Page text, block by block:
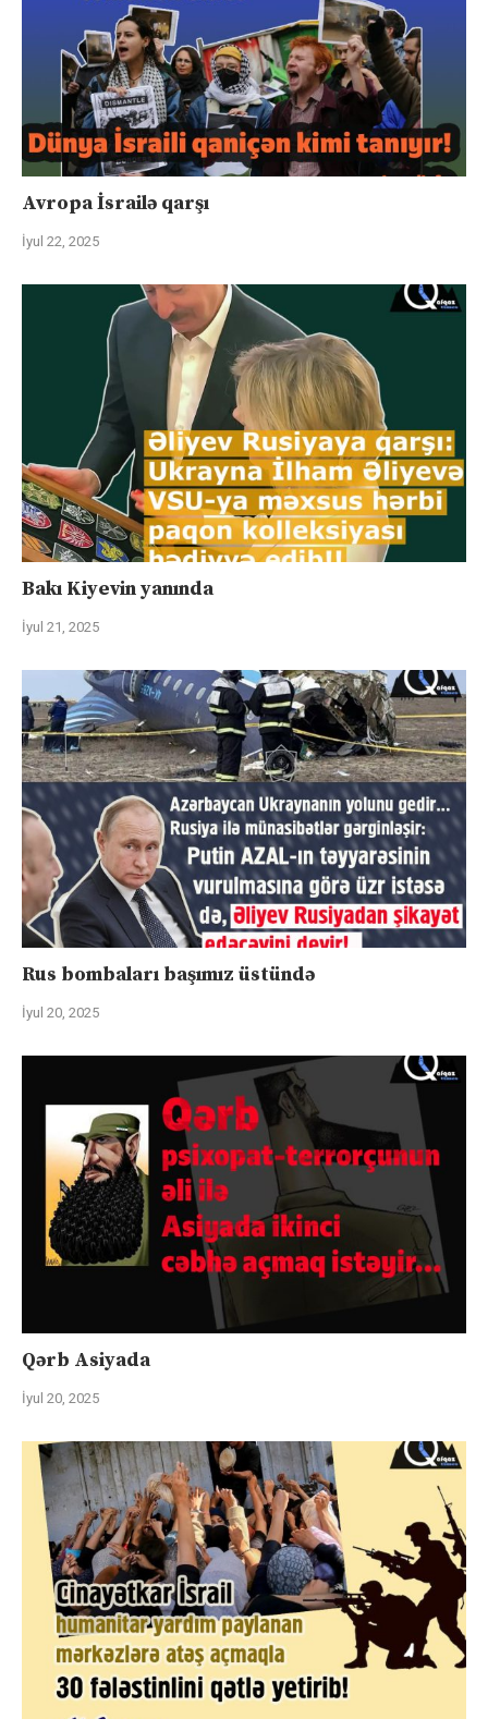
Avropa İsrailə qarşı
İyul 22, 2025
Bakı Kiyevin yanında
İyul 21, 2025
Rus bombaları başımız üstündə
İyul 20, 2025
Qərb Asiyada
İyul 20, 2025